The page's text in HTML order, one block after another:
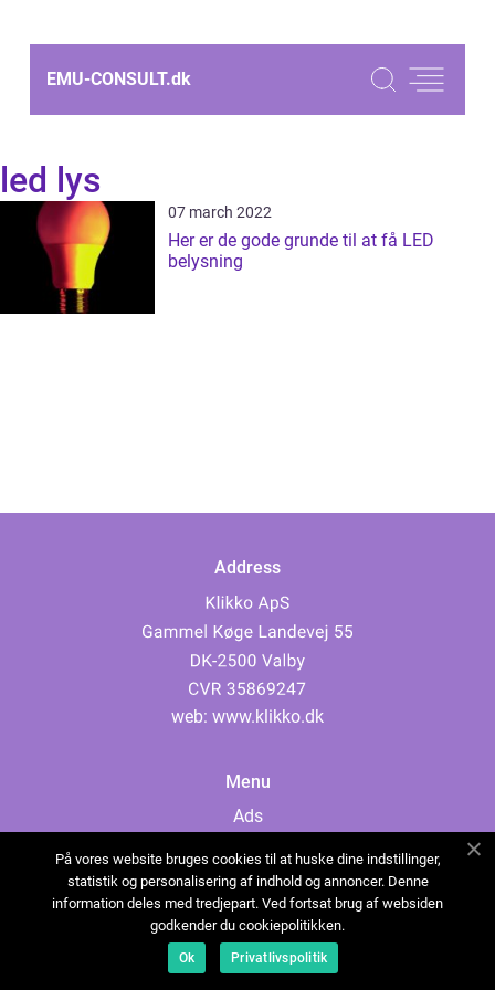
EMU-CONSULT.dk
led lys
07 march 2022
Her er de gode grunde til at få LED
belysning
Address
web: www.klikko.dk
Menu
Ads
Cookies
Contact
Sitemap
På vores website bruges cookies til at huske dine indstillinger,
statistik og personalisering af indhold og annoncer. Denne
information deles med tredjepart. Ved fortsat brug af websiden
godkender du cookiepolitikken.
Ok Privatlivspolitik